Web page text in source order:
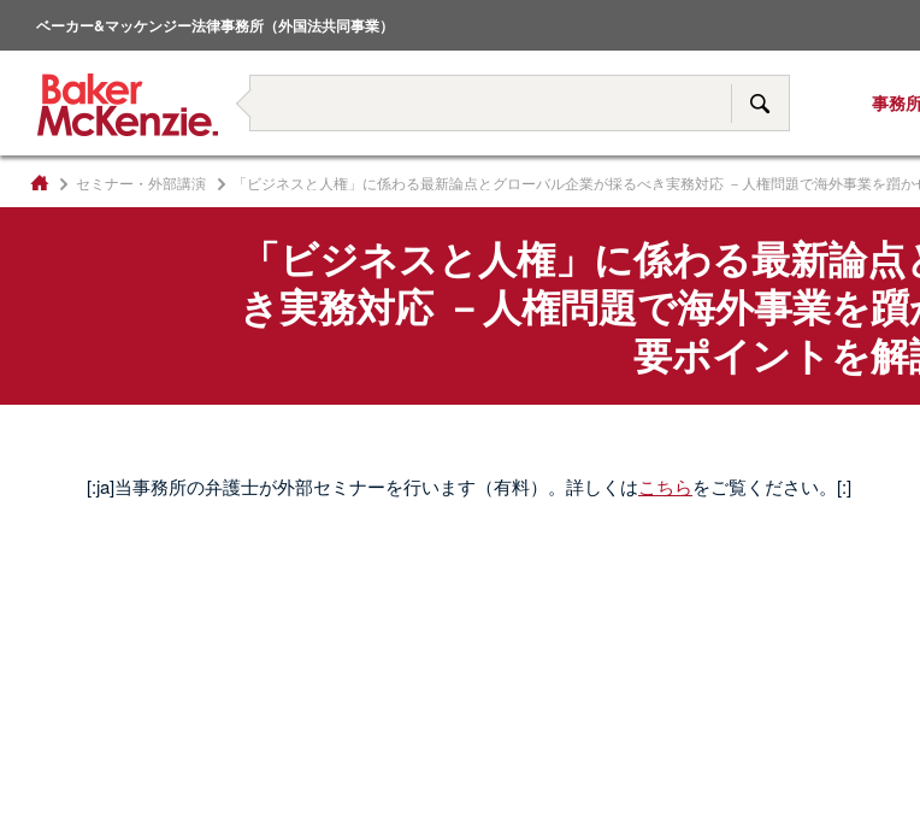
ベーカー&マッケンジー法律事務所（外国法共同事業）
サイト内検索事務
著書
セミナー・外部講演 「ビジネスと人権」に係わる最新論点とグローバル企業が採るべき実務対応 －人権問題で海外事業を躓
「ビジネスと人権」に係わる最新論
き実務対応 －人権問題で海外事業を
要ポイントを解
[:ja]当事務所の弁護士が外部セミナーを行います（有料）。詳しくはこちらをご覧ください。[:]